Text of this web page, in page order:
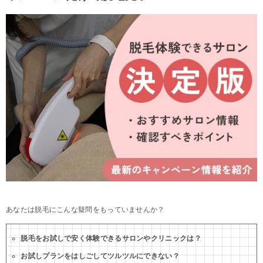
あなたは脱毛にこんな疑問をもっていませんか？
脱毛をお試しで安く体験できるサロンやクリニックは？
お試しプランをはしごしてツルツルにできない？